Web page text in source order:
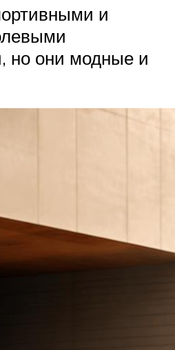
и
но они модные и